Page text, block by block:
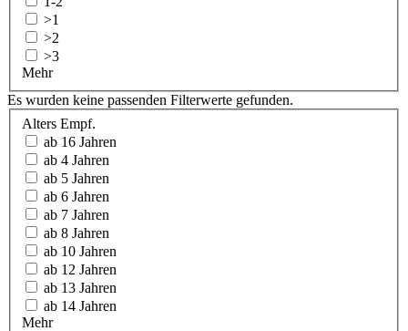
>1
>2
>3
Mehr
Es wurden keine passenden Filterwerte gefunden.
Alters Empf.
ab 16 Jahren
ab 4 Jahren
ab 5 Jahren
ab 6 Jahren
ab 7 Jahren
ab 8 Jahren
ab 10 Jahren
ab 12 Jahren
ab 13 Jahren
ab 14 Jahren
Mehr